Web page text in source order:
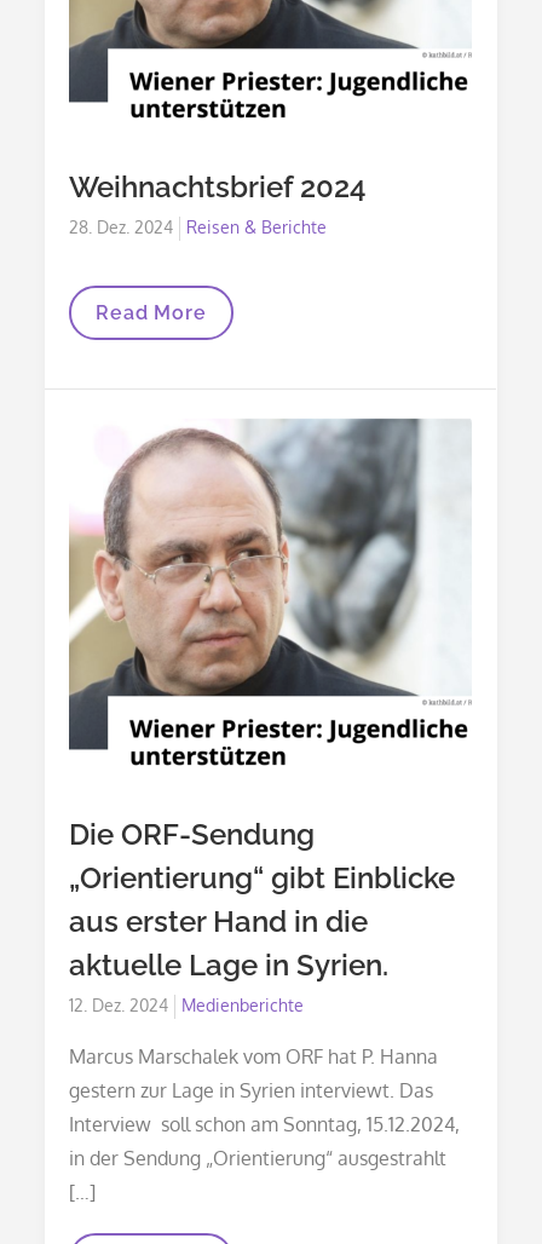
Weihnachtsbrief 2024
Posted
28. Dez. 2024 Reisen & Berichte
Weihnachtsbrief
2024
Read More
Die ORF-Sendung
„Orientierung“ gibt Einblicke
aus erster Hand in die
aktuelle Lage in Syrien.
Posted
12. Dez. 2024 Medienberichte
Marcus Marschalek vom ORF hat P. Hanna
gestern zur Lage in Syrien interviewt. Das
Interview soll schon am Sonntag, 15.12.2024,
in der Sendung „Orientierung“ ausgestrahlt
[…]